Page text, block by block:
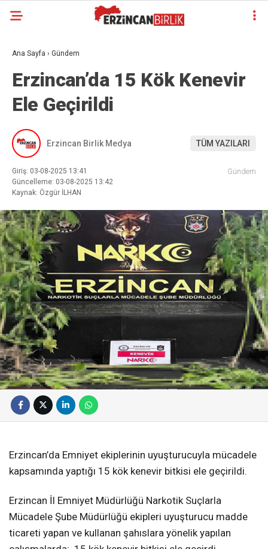
Ana Sayfa › Gündem
Erzincan’da 15 Kök Kenevir
Ele Geçirildi
Erzincan Birlik Medya TÜM YAZILARI
Giriş: 03-08-2025 13:41
Güncelleme: 03-08-2025 13:42
Kaynak: Özgür İLHAN
Gündem
Erzincan’da Emniyet ekiplerinin uyuşturucuyla mücadele
kapsamında yaptığı 15 kök kenevir bitkisi ele geçirildi.
Erzincan İl Emniyet Müdürlüğü Narkotik Suçlarla
Mücadele Şube Müdürlüğü ekipleri uyuşturucu madde
ticareti yapan ve kullanan şahıslara yönelik yapılan